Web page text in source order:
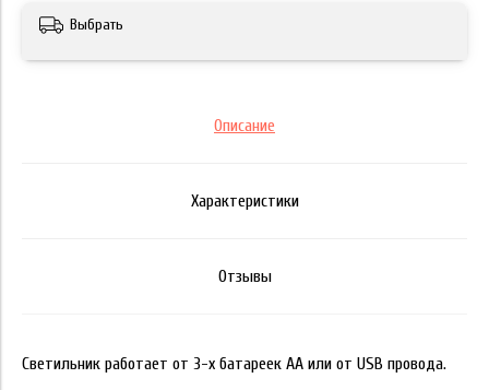
Выбрать
Описание
Характеристики
Отзывы
Светильник работает от 3-х батареек АА или от USB провода.